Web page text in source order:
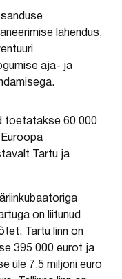
lahendus,
aja- ja
toetatakse 60 000
Tartu ja
on liitunud
Tartu linn on
395 000 eurot ja
üle 7,5 miljoni euro